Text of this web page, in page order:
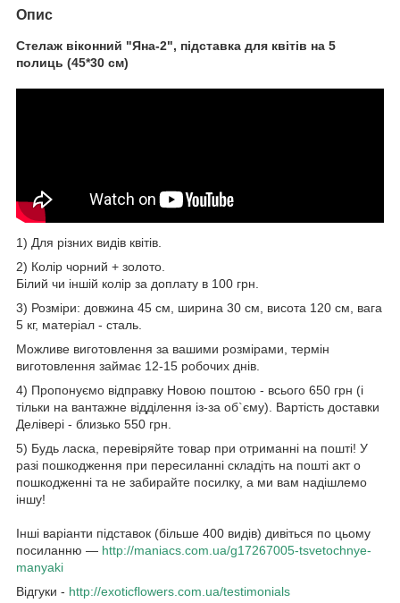
Опис
Стелаж віконний "Яна-2", підставка для квітів на 5
полиць (45*30 см)
1) Для різних видів квітів.
2) Колір чорний + золото.
Білий чи іншій колір за доплату в 100 грн.
3) Розміри: довжина 45 см, ширина 30 см, висота 120 см, вага
5 кг, матеріал - сталь.
Можливе виготовлення за вашими розмірами, термін
виготовлення займає 12-15 робочих днів.
4) Пропонуємо відправку Новою поштою - всього 650 грн (і
тільки на вантажне відділення із-за об`єму). Вартість доставки
Делівері - близько 550 грн.
5) Будь ласка, перевіряйте товар при отриманні на пошті! У
разі пошкодження при пересиланні складіть на пошті акт о
пошкодженні та не забирайте посилку, а ми вам надішлемо
іншу!
Інші варіанти підставок (більше 400 видів) дивіться по цьому
посиланню — http://maniacs.com.ua/g17267005-tsvetochnye-
manyaki​
Відгуки - http://exoticflowers.com.ua/testimonials